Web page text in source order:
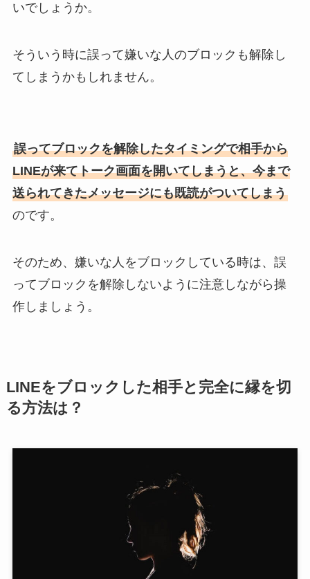
いでしょうか。
そういう時に誤って嫌いな人のブロックも解除し
てしまうかもしれません。
誤ってブロックを解除したタイミングで相手から
LINEが来てトーク画面を開いてしまうと、今まで
送られてきたメッセージにも既読がついてしまう
のです。
そのため、嫌いな人をブロックしている時は、誤
ってブロックを解除しないように注意しながら操
作しましょう。
LINEをブロックした相手と完全に縁を切
る方法は？